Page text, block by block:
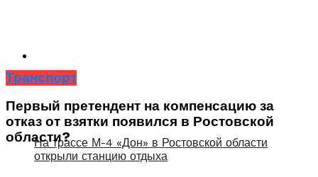
На трассе М-4 «Дон» в Ростовской области
открыли станцию отдыха
Транспорт
Первый претендент на компенсацию за
отказ от взятки появился в Ростовской
области?